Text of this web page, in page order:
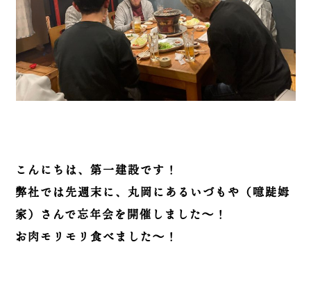
こんにちは、第一建設です！
弊社では先週末に、丸岡にあるいづもや（噫跿姆
家）さんで忘年会を開催しました～！
お肉モリモリ食べました～！